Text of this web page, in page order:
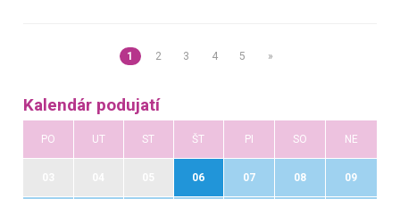
1 2 3 4 5 »
Kalendár podujatí
PO UT ST ŠT PI SO NE
06 07 08 09